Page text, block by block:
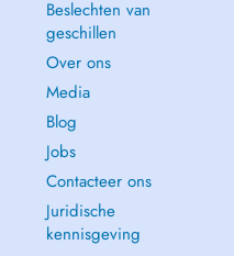
Beslechten van
geschillen
Over ons
Media
Blog
Jobs
Contacteer ons
Juridische
kennisgeving